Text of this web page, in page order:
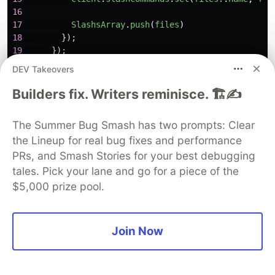
16
17
SlashsArray. push(files)
18
});
19
});
21
});
22
client on( ready", =>
23
client.guilds.cache. forEach(guild
=>
25
});
26 };
Explicação
Essa função lê os arquivos de comandos de
slash de um diretório, carrega esses arquivos
como módulos, adiciona-os ao mapa
DEV Takeovers
Builders fix. Writers reminisce. 🏗️✍️
The Summer Bug Smash has two prompts: Clear
the Lineup for real bug fixes and performance
PRs, and Smash Stories for your best debugging
tales. Pick your lane and go for a piece of the
$5,000 prize pool.
Join Now